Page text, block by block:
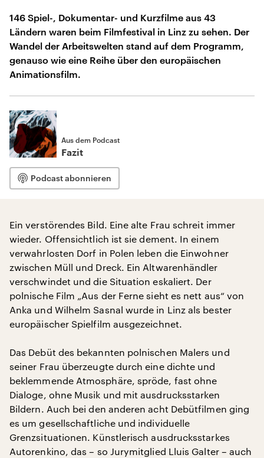
146 Spiel-, Dokumentar- und Kurzfilme aus 43
Ländern waren beim Filmfestival in Linz zu sehen. Der
Wandel der Arbeitswelten stand auf dem Programm,
genauso wie eine Reihe über den europäischen
Animationsfilm.
Aus dem Podcast
Fazit
Podcast abonnieren
Ein verstörendes Bild. Eine alte Frau schreit immer
wieder. Offensichtlich ist sie dement. In einem
verwahrlosten Dorf in Polen leben die Einwohner
zwischen Müll und Dreck. Ein Altwarenhändler
verschwindet und die Situation eskaliert. Der
polnische Film „Aus der Ferne sieht es nett aus“ von
Anka und Wilhelm Sasnal wurde in Linz als bester
europäischer Spielfilm ausgezeichnet.
Das Debüt des bekannten polnischen Malers und
seiner Frau überzeugte durch eine dichte und
beklemmende Atmosphäre, spröde, fast ohne
Dialoge, ohne Musik und mit ausdrucksstarken
Bildern. Auch bei den anderen acht Debütfilmen ging
es um gesellschaftliche und individuelle
Grenzsituationen. Künstlerisch ausdrucksstarkes
Autorenkino, das – so Jurymitglied Lluis Galter – auch